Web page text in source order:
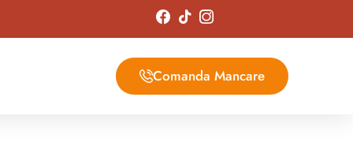
Comanda Mancare